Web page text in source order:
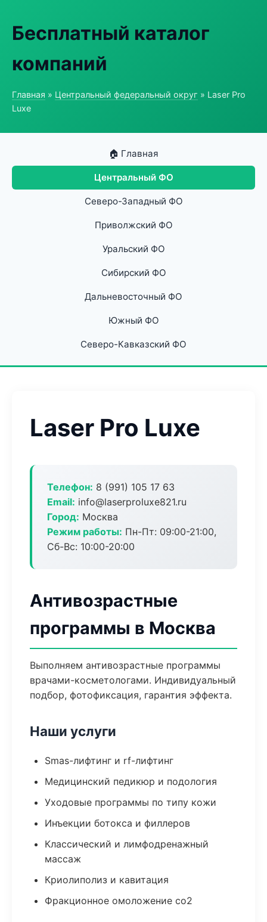
Бесплатный каталог
компаний
Главная » Центральный федеральный округ » Laser Pro
Luxe
🏠 Главная
Центральный ФО
Северо-Западный ФО
Приволжский ФО
Уральский ФО
Сибирский ФО
Дальневосточный ФО
Южный ФО
Северо-Кавказский ФО
Laser Pro Luxe
Телефон: 8 (991) 105 17 63
Email: info@laserproluxe821.ru
Город: Москва
Режим работы: Пн-Пт: 09:00-21:00,
Сб-Вс: 10:00-20:00
Антивозрастные
программы в Москва
Выполняем антивозрастные программы
врачами-косметологами. Индивидуальный
подбор, фотофиксация, гарантия эффекта.
Наши услуги
Smas-лифтинг и rf-лифтинг
Медицинский педикюр и подология
Уходовые программы по типу кожи
Инъекции ботокса и филлеров
Классический и лимфодренажный
массаж
Криолиполиз и кавитация
Фракционное омоложение co2